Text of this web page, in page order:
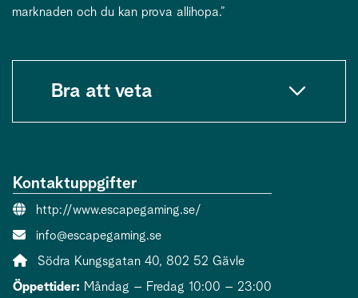
marknaden och du kan prova allihopa.”
Bra att veta
Kontaktuppgifter
Webbsida:
http://www.escapegaming.se/
E-post:
info@escapegaming.se
Adress:
Södra Kungsgatan 40, 802 52 Gävle
Öppettider: Måndag – Fredag 10:00 – 23:00